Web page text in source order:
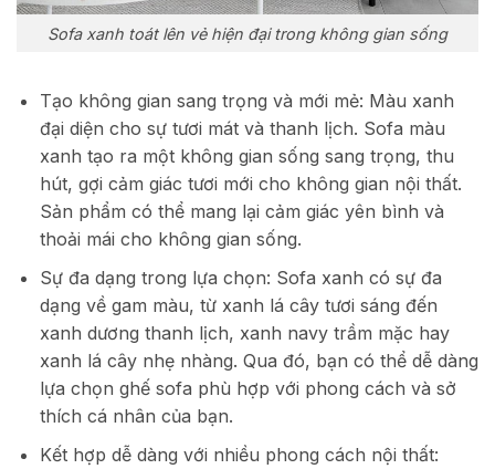
Sofa xanh toát lên vẻ hiện đại trong không gian sống
Tạo không gian sang trọng và mới mẻ: Màu xanh
đại diện cho sự tươi mát và thanh lịch. Sofa màu
xanh tạo ra một không gian sống sang trọng, thu
hút, gợi cảm giác tươi mới cho không gian nội thất.
Sản phẩm có thể mang lại cảm giác yên bình và
thoải mái cho không gian sống.
Sự đa dạng trong lựa chọn: Sofa xanh có sự đa
dạng về gam màu, từ xanh lá cây tươi sáng đến
xanh dương thanh lịch, xanh navy trầm mặc hay
xanh lá cây nhẹ nhàng. Qua đó, bạn có thể dễ dàng
lựa chọn ghế sofa phù hợp với phong cách và sở
thích cá nhân của bạn.
Kết hợp dễ dàng với nhiều phong cách nội thất: